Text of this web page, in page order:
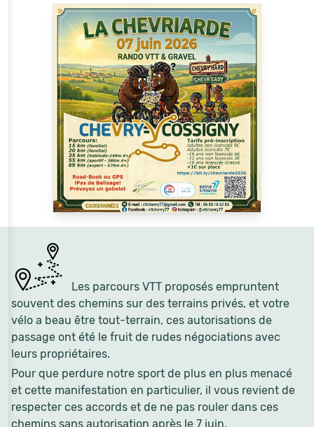
Les parcours VTT proposés empruntent
souvent des chemins sur des terrains privés, et votre
vélo a beau être tout-terrain, ces autorisations de
passage ont été le fruit de rudes négociations avec
leurs propriétaires.
Pour que perdure notre sport de plus en plus menacé
et cette manifestation en particulier, il vous revient de
respecter ces accords et de ne pas rouler dans ces
chemins sans autorisation après le 7 juin.